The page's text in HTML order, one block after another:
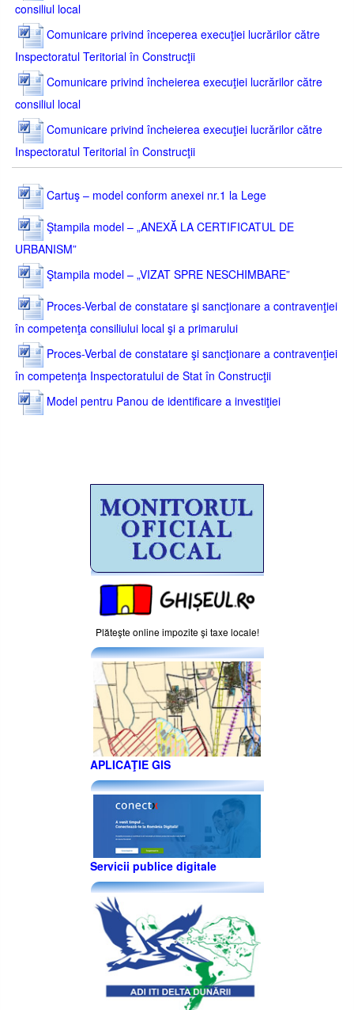
consiliul local
Comunicare privind începerea execuţiei lucrărilor către
Inspectoratul Teritorial în Construcţii
Comunicare privind încheierea execuţiei lucrărilor către
consiliul local
Comunicare privind încheierea execuţiei lucrărilor către
Inspectoratul Teritorial în Construcţii
Cartuş – model conform anexei nr.1 la Lege
Ştampila model – „ANEXĂ LA CERTIFICATUL DE
URBANISM”
Ştampila model – „VIZAT SPRE NESCHIMBARE”
Proces-Verbal de constatare şi sancţionare a contravenţiei
în competenţa consiliului local şi a primarului
Proces-Verbal de constatare şi sancţionare a contravenţiei
în competenţa Inspectoratului de Stat în Construcţii
Model pentru Panou de identificare a investiţiei
Plăteşte online impozite şi taxe locale!
APLICAŢIE GIS
Servicii publice digitale